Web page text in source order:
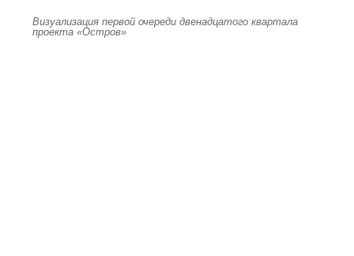
Визуализация первой очереди двенадцатого квартала
проекта «Остров»